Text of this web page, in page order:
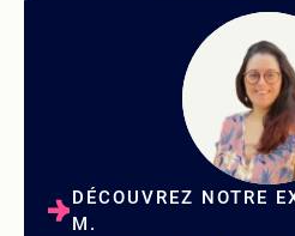
DÉCOUVREZ NOTRE
M.